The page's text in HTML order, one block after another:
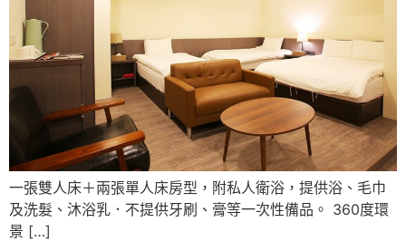
一張雙人床＋兩張單人床房型，附私人衛浴，提供浴、毛巾
及洗髮、沐浴乳．不提供牙刷、膏等一次性備品。 360度環
景 […]